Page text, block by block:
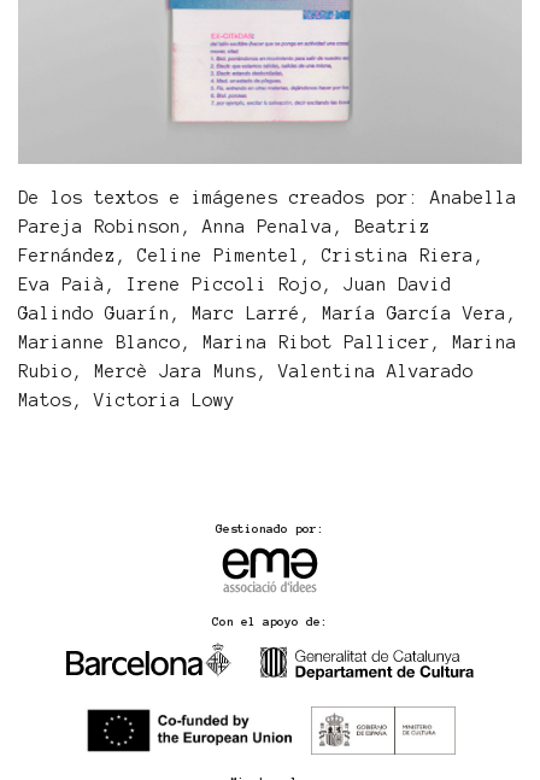
De los textos e imágenes creados por: Anabella
Pareja Robinson, Anna Penalva, Beatriz
Fernández, Celine Pimentel, Cristina Riera,
Eva Paià, Irene Piccoli Rojo, Juan David
Galindo Guarín, Marc Larré, María García Vera,
Marianne Blanco, Marina Ribot Pallicer, Marina
Rubio, Mercè Jara Muns, Valentina Alvarado
Matos, Victoria Lowy
Gestionado por:
Con el apoyo de: